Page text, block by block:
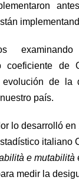
coeficiente de
de la
país.
lo desarrolló en
italiano
e mutabilità
medir la